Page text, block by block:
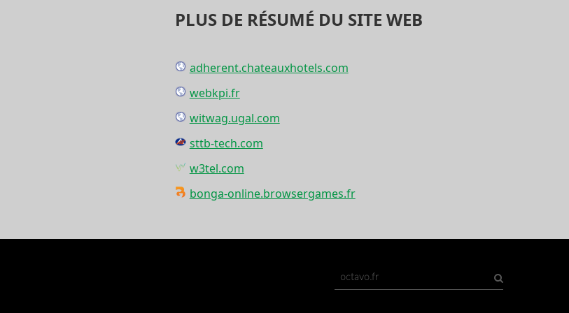
PLUS DE RÉSUMÉ DU SITE WEB
adherent.chateauxhotels.com
webkpi.fr
witwag.ugal.com
sttb-tech.com
w3tel.com
bonga-online.browsergames.fr